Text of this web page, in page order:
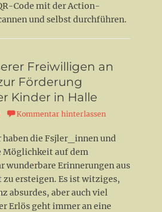
Code mit der Action-
und selbst durchführen.
Freiwilligen an
Förderung
Kinder in Halle
Kommentar hinterlassen
haben die Fsjler_innen und
auf dem
wunderbare Erinnerungen aus
ersteigen. Es ist witziges,
absurdes, aber auch viel
Erlös geht immer an eine